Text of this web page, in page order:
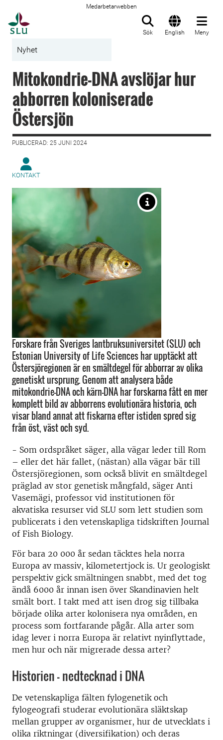
Medarbetarwebben
Sök English Meny
Nyhet
Mitokondrie-DNA avslöjar hur
abborren koloniserade
Östersjön
PUBLICERAD: 25 JUNI 2024
KONTAKT
Forskare från Sveriges lantbruksuniversitet (SLU) och
Estonian University of Life Sciences har upptäckt att
Östersjöregionen är en smältdegel för abborrar av olika
genetiskt ursprung. Genom att analysera både
mitokondrie-DNA och kärn-DNA har forskarna fått en mer
komplett bild av abborrens evolutionära historia, och
visar bland annat att fiskarna efter istiden spred sig
från öst, väst och syd.
- Som ordspråket säger, alla vägar leder till Rom
– eller det här fallet, (nästan) alla vägar bär till
Östersjöregionen, som också blivit en smältdegel
präglad av stor genetisk mångfald, säger Anti
Vasemägi, professor vid institutionen för
akvatiska resurser vid SLU som lett studien som
publicerats i den vetenskapliga tidskriften Journal
of Fish Biology.
För bara 20 000 år sedan täcktes hela norra
Europa av massiv, kilometertjock is. Ur geologiskt
perspektiv gick smältningen snabbt, med det tog
ändå 6000 år innan isen över Skandinavien helt
smält bort. I takt med att isen drog sig tillbaka
började olika arter kolonisera nya områden, en
process som fortfarande pågår. Alla arter som
idag lever i norra Europa är relativt nyinflyttade,
men hur och när migrerade dessa arter?
Historien – nedtecknad i DNA
De vetenskapliga fälten fylogenetik och
fylogeografi studerar evolutionära släktskap
mellan grupper av organismer, hur de utvecklats i
olika riktningar (diversifikation) och deras